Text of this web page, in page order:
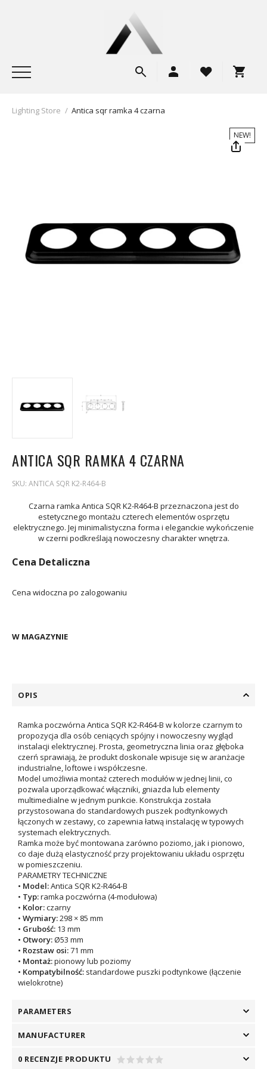
Lighting Store / Antica sqr ramka 4 czarna
NEW!
ANTICA SQR RAMKA 4 CZARNA
SKU: ANTICA SQR K2-R464-B
Czarna ramka Antica SQR K2-R464-B przeznaczona jest do
estetycznego montażu czterech elementów osprzętu
elektrycznego. Jej minimalistyczna forma i eleganckie wykończenie
w czerni podkreślają nowoczesny charakter wnętrza.
Cena Detaliczna
Cena widoczna po zalogowaniu
W MAGAZYNIE
OPIS
Ramka poczwórna Antica SQR K2-R464-B w kolorze czarnym to
propozycja dla osób ceniących spójny i nowoczesny wygląd
instalacji elektrycznej. Prosta, geometryczna linia oraz głęboka
czerń sprawiają, że produkt doskonale wpisuje się w aranżacje
industrialne, loftowe i współczesne.
Model umożliwia montaż czterech modułów w jednej linii, co
pozwala uporządkować włączniki, gniazda lub elementy
multimedialne w jednym punkcie. Konstrukcja została
przystosowana do standardowych puszek podtynkowych
łączonych w zestawy, co zapewnia łatwą instalację w typowych
systemach elektrycznych.
Ramka może być montowana zarówno poziomo, jak i pionowo,
co daje dużą elastyczność przy projektowaniu układu osprzętu
w pomieszczeniu.
PARAMETRY TECHNICZNE
• Model:Antica SQR K2-R464-B
• Typ:ramka poczwórna (4-modułowa)
• Kolor:czarny
• Wymiary:298 × 85 mm
• Grubość: 13 mm
• Otwory:Ø53 mm
• Rozstaw osi:71 mm
• Montaż:pionowy lub poziomy
• Kompatybilność: standardowe puszki podtynkowe (łączenie
wielokrotne)
PARAMETERS
MANUFACTURER
0 RECENZJE PRODUKTU